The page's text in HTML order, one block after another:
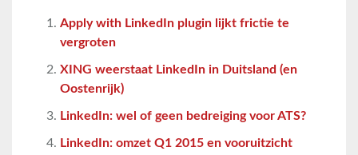
Apply with LinkedIn plugin lijkt frictie te
vergroten
XING weerstaat LinkedIn in Duitsland (en
Oostenrijk)
LinkedIn: wel of geen bedreiging voor ATS?
LinkedIn: omzet Q1 2015 en vooruitzicht